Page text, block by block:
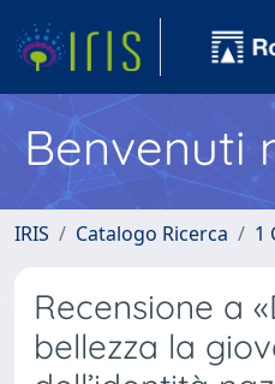
Benvenuti
IRIS Catalogo Ricerca 1
Recensione a
bellezza la